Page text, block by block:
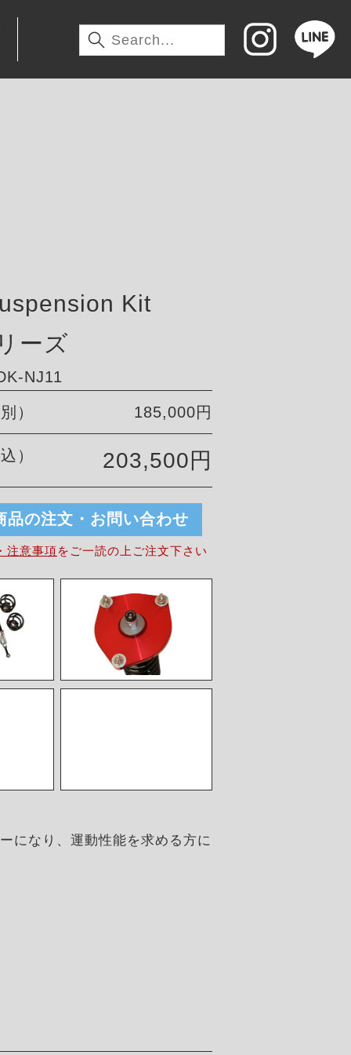
Kit
ーズ
NJ11
） 185,000円
） 203,500円
品の注文・お問い合わせ
注意事項を ご一読の上ご注文下さい
になり、運動性能を求める方に